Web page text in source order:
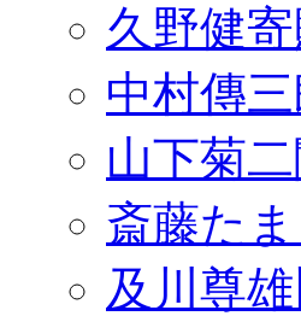
久野健
中村傳
山下菊
斎藤た
及川尊